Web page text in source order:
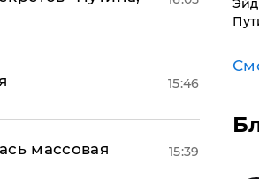
15:46
массовая
15:39